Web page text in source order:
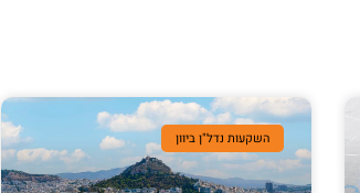
השקעות נדל"ן ביוון